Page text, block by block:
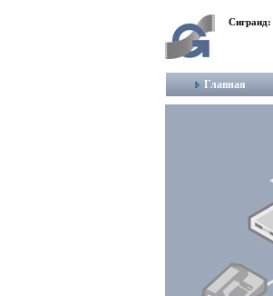
Сигранд:
Главная